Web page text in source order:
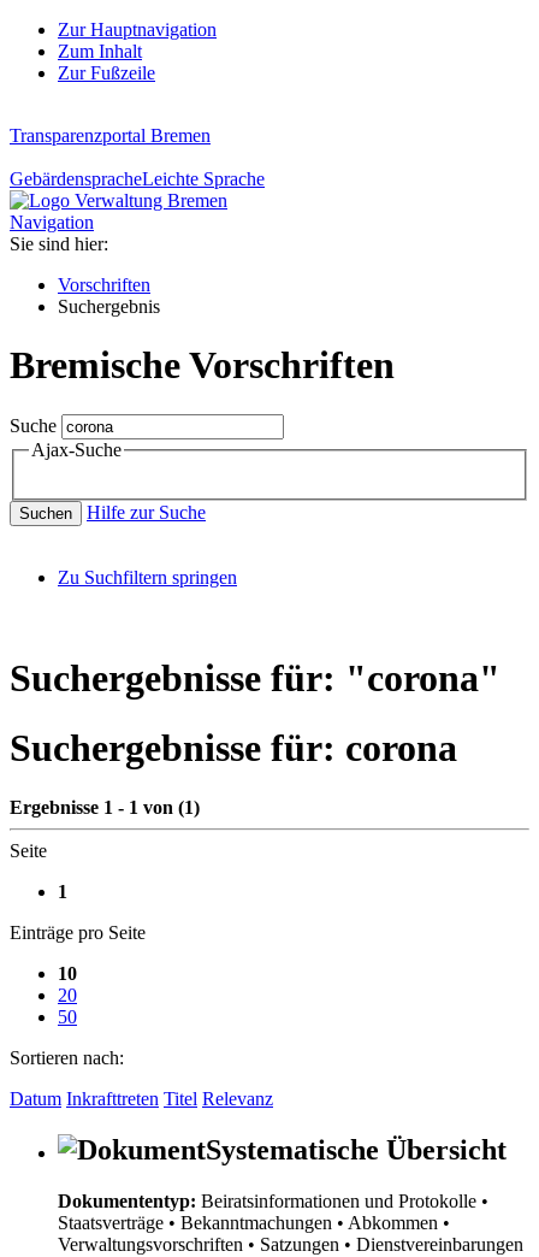
Zur Hauptnavigation
Zum Inhalt
Zur Fußzeile
Transparenzportal Bremen
GebärdenspracheLeichte Sprache
Navigation
Sie sind hier:
Vorschriften
Suchergebnis
Bremische Vorschriften
Suche
Ajax-Suche
Suchen Hilfe zur Suche
Zu Suchfiltern springen
Suchergebnisse für: "corona"
Suchergebnisse für: corona
Ergebnisse 1 - 1 von (1)
Seite
1
Einträge pro Seite
10
20
50
Sortieren nach:
Datum Inkrafttreten Titel Relevanz
Systematische Übersicht
Dokumententyp: Beiratsinformationen und Protokolle •
Staatsverträge • Bekanntmachungen • Abkommen •
Verwaltungsvorschriften • Satzungen • Dienstvereinbarungen